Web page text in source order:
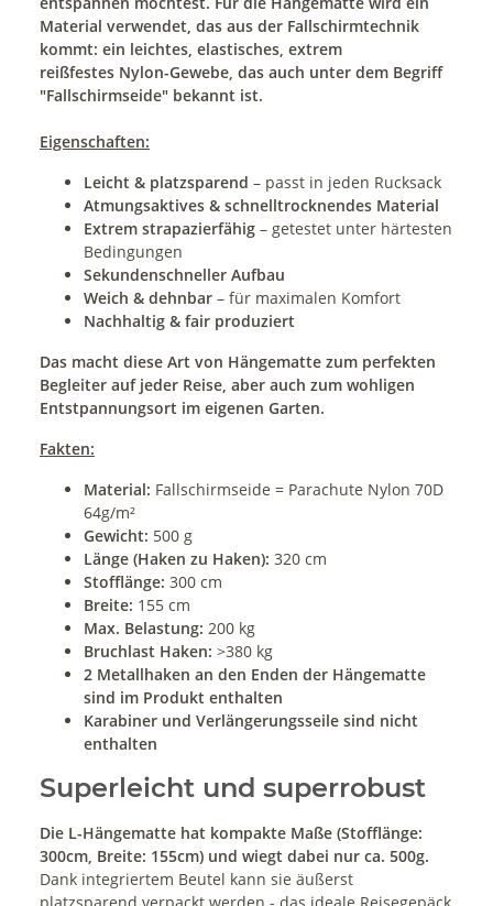
Material verwendet, das aus der Fallschirmtechnik
kommt: ein leichtes, elastisches, extrem
reißfestes Nylon-Gewebe, das auch unter dem Begriff
"Fallschirmseide" bekannt ist.
Eigenschaften:
Leicht & platzsparend – passt in jeden Rucksack
Atmungsaktives & schnelltrocknendes Material
Extrem strapazierfähig – getestet unter härtesten
Bedingungen
Sekundenschneller Aufbau
Weich & dehnbar – für maximalen Komfort
Nachhaltig & fair produziert
Das macht diese Art von Hängematte zum perfekten
Begleiter auf jeder Reise, aber auch zum wohligen
Entstpannungsort im eigenen Garten.
Fakten:
Material: Fallschirmseide = Parachute Nylon 70D
64g/m²
Gewicht: 500 g
Länge (Haken zu Haken): 320 cm
Stofflänge: 300 cm
Breite: 155 cm
Max. Belastung: 200 kg
Bruchlast Haken: >380 kg
2 Metallhaken an den Enden der Hängematte
sind im Produkt enthalten
Karabiner und Verlängerungsseile sind nicht
enthalten
Superleicht und superrobust
Die L-Hängematte hat kompakte Maße (Stofflänge:
300cm, Breite: 155cm) und wiegt dabei nur ca. 500g.
Dank integriertem Beutel kann sie äußerst